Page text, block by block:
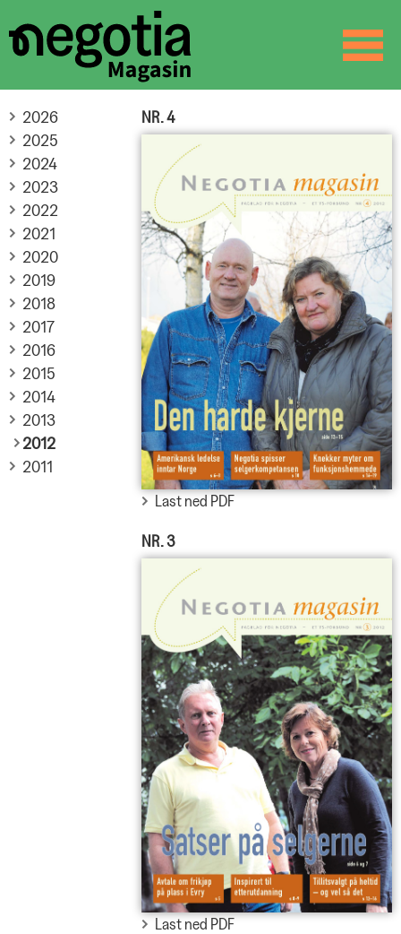
☰
2026
2025
2024
2023
2022
2021
2020
2019
2018
2017
2016
2015
2014
2013
2012
2011
NR. 4
Last ned PDF
NR. 3
Last ned PDF